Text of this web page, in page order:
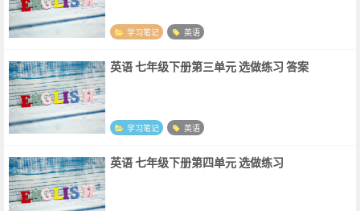
学习笔记 英语
英语 七年级下册第三单元 选做练习 答案
学习笔记 英语
英语 七年级下册第四单元 选做练习